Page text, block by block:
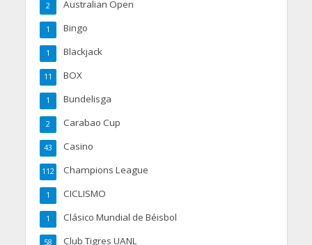
Australian Open
2
Bingo
1
Blackjack
1
BOX
11
Bundelisga
1
Carabao Cup
2
Casino
43
Champions League
112
CICLISMO
1
Clásico Mundial de Béisbol
1
Club Tigres UANL
58